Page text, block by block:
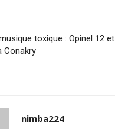
toxique : Opinel 12 et
Conakry
nimba224